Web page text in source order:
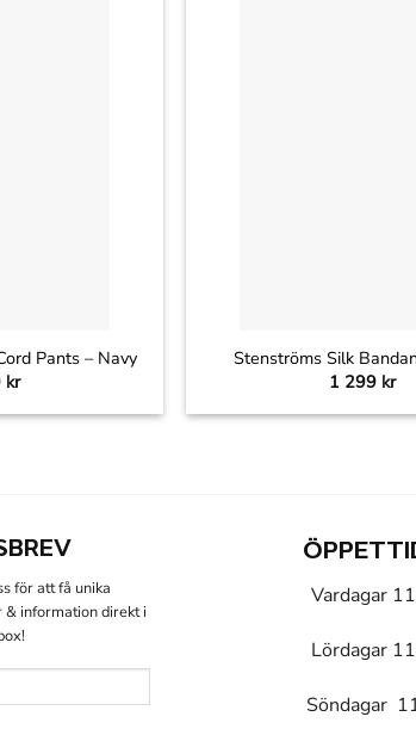
Pants – Navy
kr
Stenströms Silk
1 299 kr
för att få unika
& information direkt i
Vardagar
Lördagar
Söndagar